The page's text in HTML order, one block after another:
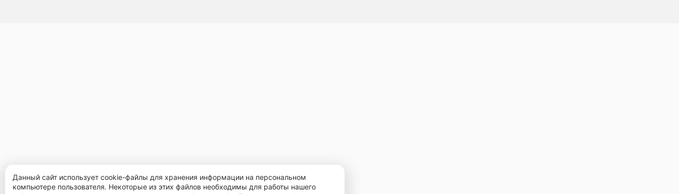
Данный сайт использует cookie-файлы для хранения информации на персональном
компьютере пользователя. Некоторые из этих файлов необходимы для работы нашего